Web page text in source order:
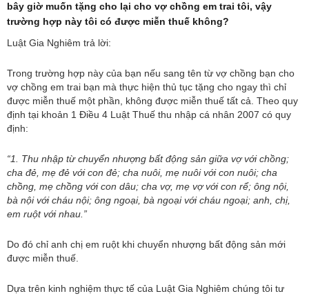
bây giờ muốn tặng cho lại cho vợ chồng em trai tôi, vậy
trường hợp này tôi có được miễn thuế không?
Luật Gia Nghiêm trả lời:
Trong trường hợp này của bạn nếu sang tên từ vợ chồng bạn cho
vợ chồng em trai bạn mà thực hiện thủ tục tặng cho ngay thì chỉ
được miễn thuế một phần, không được miễn thuế tất cả. Theo quy
định tại khoản 1 Điều 4 Luật Thuế thu nhập cá nhân 2007 có quy
định:
“1. Thu nhập từ chuyển nhượng bất động sản giữa vợ với chồng;
cha đẻ, mẹ đẻ với con đẻ; cha nuôi, mẹ nuôi với con nuôi; cha
chồng, mẹ chồng với con dâu; cha vợ, mẹ vợ với con rể; ông nội,
bà nội với cháu nội; ông ngoại, bà ngoại với cháu ngoại; anh, chị,
em ruột với nhau.”
Do đó chỉ anh chị em ruột khi chuyển nhượng bất động sản mới
được miễn thuế.
Dựa trên kinh nghiệm thực tế của Luật Gia Nghiêm chúng tôi tư